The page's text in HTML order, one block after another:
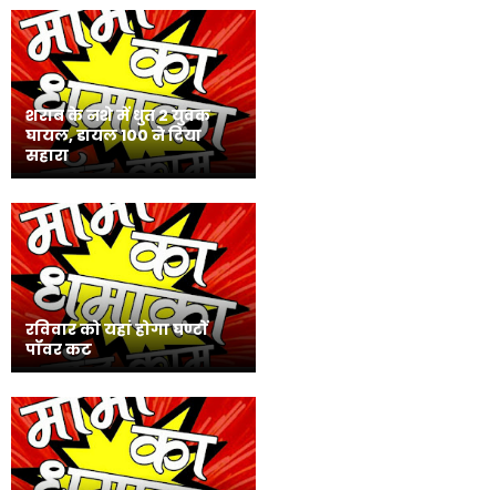
शराब के नशे में धुत 2 युवक
घायल, डायल 100 ने दिया
सहारा
रविवार को यहां होगा घण्टों
पॉवर कट